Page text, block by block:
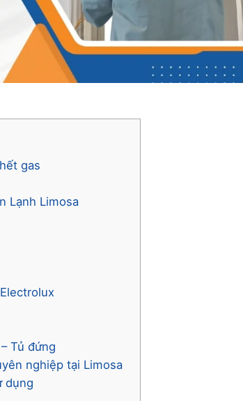
gas
Lạnh Limosa
Tủ đứng
nghiệp tại Limosa
dụng